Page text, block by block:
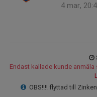
4 mar,
Endast kallade kunde
OBS!!!! flyttad till